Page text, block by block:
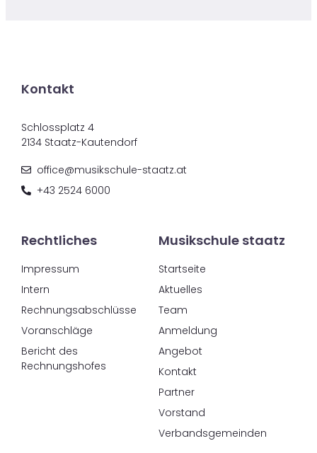
Musikschule staatz
Startseite
Aktuelles
Team
Anmeldung
Angebot
Kontakt
Partner
Vorstand
Verbandsgemeinden
Rechtliches
Impressum
Intern
Rechnungsabschlüsse
Voranschläge
Bericht des
Rechnungshofes
Kontakt
Schlossplatz 4
2134 Staatz-Kautendorf
office@musikschule-staatz.at
+43 2524 6000